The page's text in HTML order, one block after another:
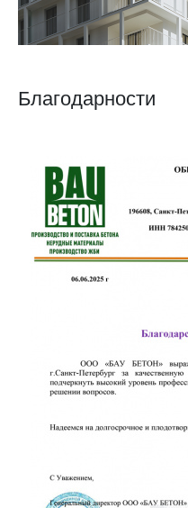
Благодарности